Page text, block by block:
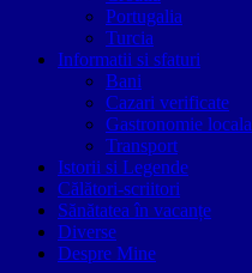
Portugalia
Turcia
Informatii si sfaturi
Bani
Cazari verificate
Gastronomie locala
Transport
Istorii si Legende
Călători-scriitori
Sănătatea în vacanțe
Diverse
Despre Mine